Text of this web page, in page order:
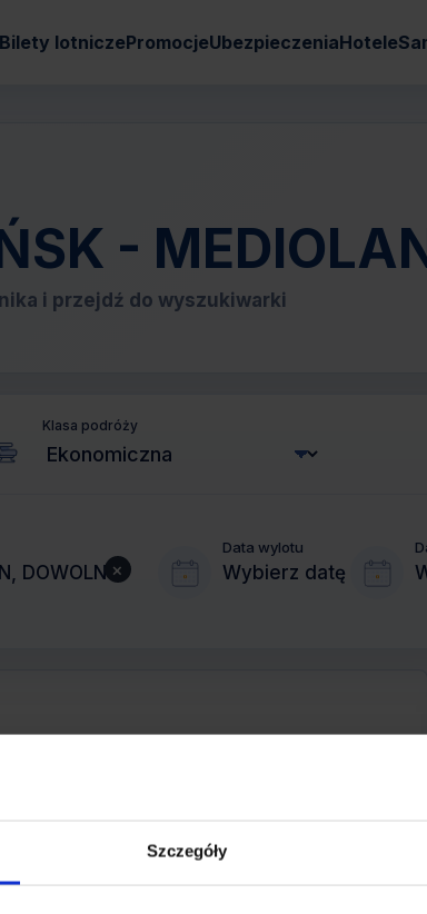
Szczegóły
Bilety lotniczePromocjeUbezpieczeniaHotele
-
i przejdź do wyszukiwarki
Klasa podróży
×
Data wylotu
Wybierz datę